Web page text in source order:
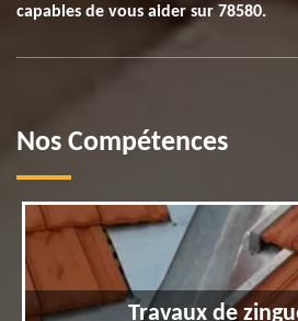
capables de vous aider sur 78580.
Nos Compétences
Travaux de